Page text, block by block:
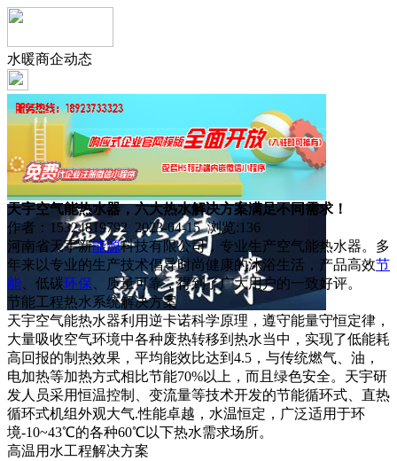
水暖商企动态
天宇空气能热水器，六大热水解决方案满足不同需求！
作者：15324819792 2023-04-15 浏览:136
河南省天宇新能源科技有限公司，专业生产空气能热水器。多
年来以专业的生产技术倡导时尚健康的沐浴生活，产品高效节
能 、低碳环保 、质量可靠，得到了广大用户的一致好评。
节能工程热水系统解决方案
天宇空气能热水器利用逆卡诺科学原理，遵守能量守恒定律，
大量吸收空气环境中各种废热转移到热水当中，实现了低能耗
高回报的制热效果，平均能效比达到4.5，与传统燃气、油，
电加热等加热方式相比节能70%以上，而且绿色安全。天宇研
发人员采用恒温控制、变流量等技术开发的节能循环式、直热
循环式机组外观大气.性能卓越，水温恒定，广泛适用于环
境-10~43℃的各种60℃以下热水需求场所。
高温用水工程解决方案